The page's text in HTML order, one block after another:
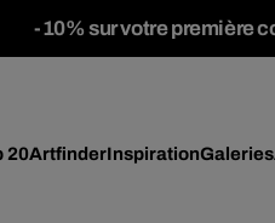
-10% sur votre première
20ArtfinderInspirationGaleries